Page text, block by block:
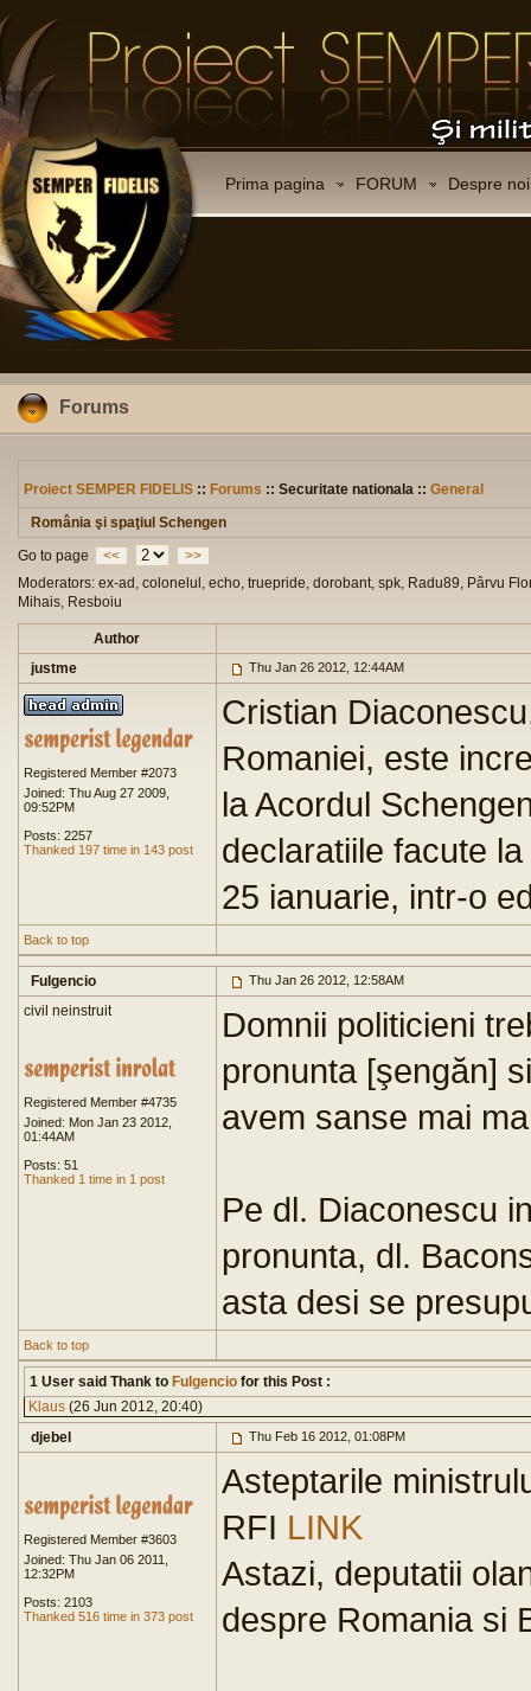
Prima pagina FORUM Despre noi
Forums
Proiect SEMPER FIDELIS :: Forums :: Securitate nationala :: General
România şi spaţiul Schengen
Go to page
<<
>>
Moderators: ex-ad, colonelul, echo, truepride, dorobant, spk, Radu89, Pârvu
Mihais, Resboiu
Author
justme
Thu Jan 26 2012, 12:44AM
Registered Member #2073
Joined: Thu Aug 27 2009,
09:52PM
Posts: 2257
Thanked 197 time in 143 post
Cristian
Romaniei, este
la Acordul
declaratiile facute
25 ianuarie, intr-o
Back to top
Fulgencio Thu Jan 26 2012, 12:58AM
civil neinstruit
Registered Member #4735
Joined: Mon Jan 23 2012,
01:44AM
Posts: 51
Thanked 1 time in 1 post
Domnii politicieni
pronunta [şengăn]
avem sanse mai
Pe dl. Diaconescu
pronunta, dl.
asta desi se
Back to top
1 User said Thank to Fulgencio for this Post :
Klaus (26 Jun 2012, 20:40)
djebel
Thu Feb 16 2012, 01:08PM
Registered Member #3603
Joined: Thu Jan 06 2011,
12:32PM
Posts: 2103
Thanked 516 time in 373 post
Asteptarile
RFI LINK
Astazi, deputatii
despre Romania si